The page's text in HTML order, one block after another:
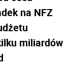
na NFZ
miliardów